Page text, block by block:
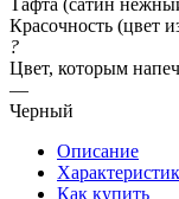
Красочность (цвет
?
Цвет, которым
—
Черный
Описание
Как купить